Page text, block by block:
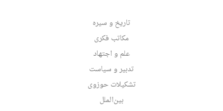
تاریخ و سیره
مکاتب فکری
علم و اجتهاد
تدبیر و سیاست
تشکیلات حوزوی
بین‌الملل